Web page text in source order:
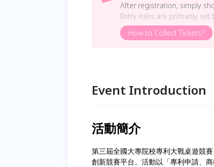
After registration, simply
Entry rules are primarily set
How to Collect Tickets?
Event Introduction
活動簡介
第三屆全國大專院校專利大戰桌遊競
創新競賽平台。活動以「專利申請、